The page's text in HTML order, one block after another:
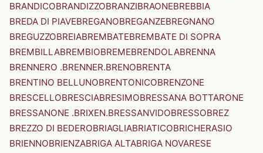
BRANDICOBRANDIZZOBRANZIBRAONEBREBBIA
BREDA DI PIAVEBREGANOBREGANZEBREGNANO
BREGUZZOBREIABREMBATEBREMBATE DI SOPRA
BREMBILLABREMBIOBREMEBRENDOLABRENNA
BRENNERO .BRENNER.BRENOBRENTA
BRENTINO BELLUNOBRENTONICOBRENZONE
BRESCELLOBRESCIABRESIMOBRESSANA BOTTARONE
BRESSANONE .BRIXEN.BRESSANVIDOBRESSOBREZ
BREZZO DI BEDEROBRIAGLIABRIATICOBRICHERASIO
BRIENNOBRIENZABRIGA ALTABRIGA NOVARESE